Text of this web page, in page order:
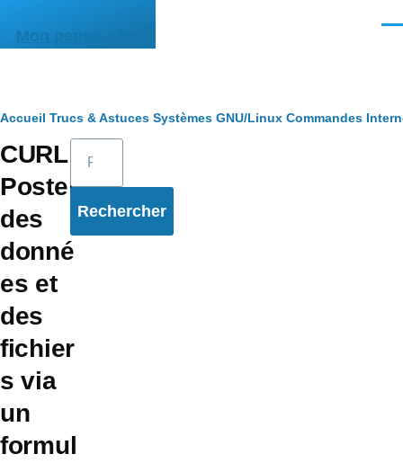
Mon pense-bête
Fil
d'Ariane
Accueil Trucs & Astuces Systèmes GNU/Linux Commandes
CURL:
Poster
des
donné
es et
des
fichier
s via
un
formul